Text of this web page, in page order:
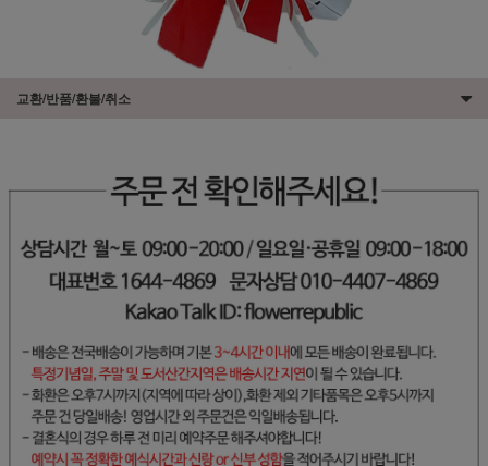
교환/반품/환불/취소